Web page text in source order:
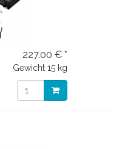
227.00 € *
Gewicht 15 kg